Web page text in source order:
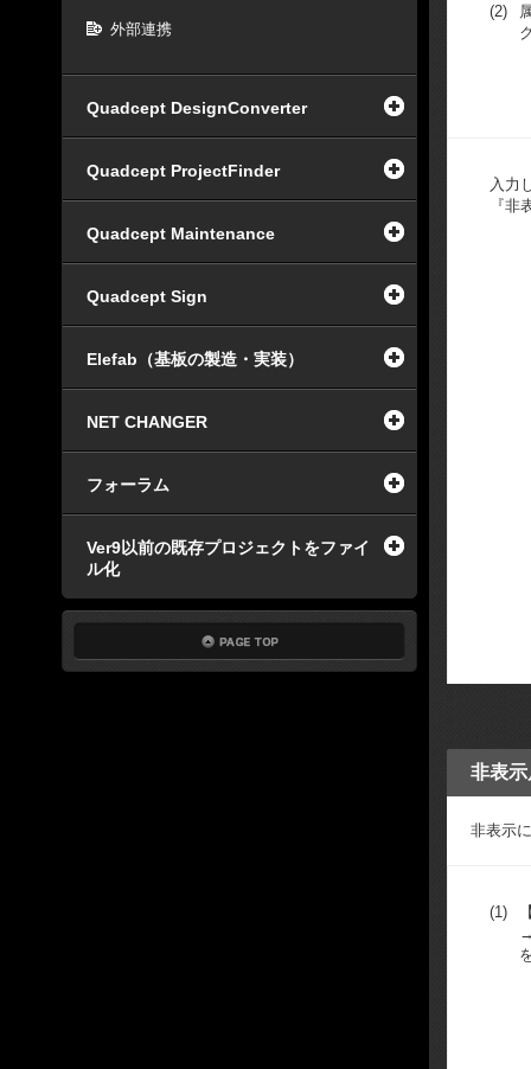
外部連携
Quadcept DesignConverter
Quadcept ProjectFinder
Quadcept Maintenance
Quadcept Sign
Elefab（基板の製造・実装）
NET CHANGER
フォーラム
Ver9以前の既存プロジェクトをファイ
ル化
(2)
入力
『
非表
非表示
(1)